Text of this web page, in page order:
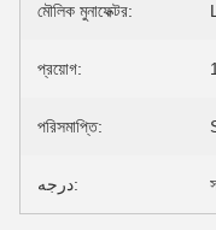
মৌলিক মুনাফেক্টর:
প্রয়োগ:
পরিসমাপ্তি:
درجه: